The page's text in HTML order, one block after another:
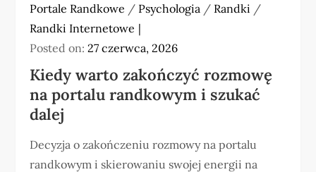
Portale Randkowe / Psychologia / Randki /
Randki Internetowe
Posted on:27 czerwca, 2026
Kiedy warto zakończyć rozmowę
na portalu randkowym i szukać
dalej
Decyzja o zakończeniu rozmowy na portalu
randkowym i skierowaniu swojej energii na